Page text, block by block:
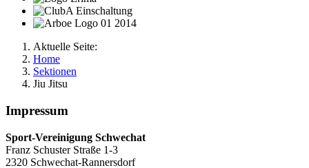
Aktuelle Seite:
Home
Sektionen
Jiu Jitsu
Impressum
Sport-Vereinigung Schwechat
Franz Schuster Straße 1-3
2320 Schwechat-Rannersdorf